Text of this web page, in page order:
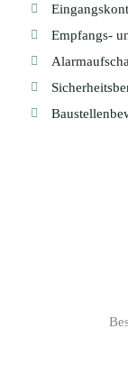
Empfangs-